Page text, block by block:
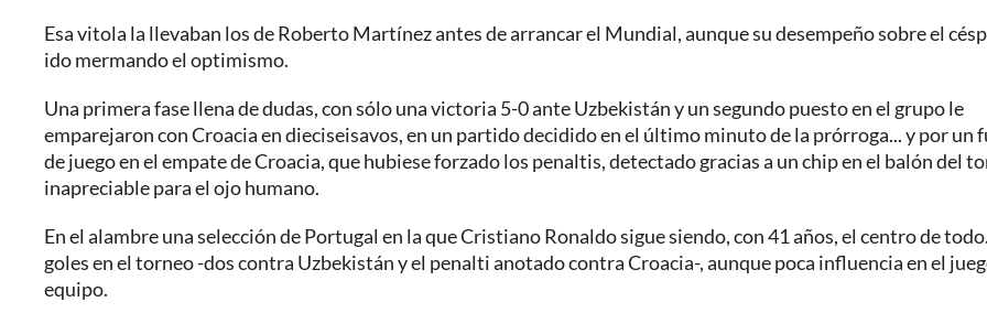
Esa vitola la llevaban los de Roberto Martínez antes de arrancar el Mundial, aunque su desempeño sobre el
ido mermando el optimismo.
Una primera fase llena de dudas, con sólo una victoria 5-0 ante Uzbekistán y un segundo puesto en el grupo le
emparejaron con Croacia en dieciseisavos, en un partido decidido en el último minuto de la prórroga... y por un
de juego en el empate de Croacia, que hubiese forzado los penaltis, detectado gracias a un chip en el balón del
inapreciable para el ojo humano.
En el alambre una selección de Portugal en la que Cristiano Ronaldo sigue siendo, con 41 años, el centro de
goles en el torneo -dos contra Uzbekistán y el penalti anotado contra Croacia-, aunque poca influencia en el
equipo.